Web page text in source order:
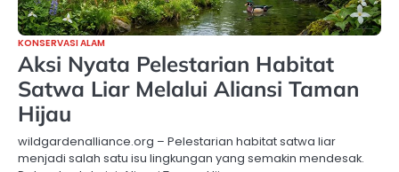
KONSERVASI ALAM
Aksi Nyata Pelestarian Habitat
Satwa Liar Melalui Aliansi Taman
Hijau
wildgardenalliance.org – Pelestarian habitat satwa liar
menjadi salah satu isu lingkungan yang semakin mendesak.